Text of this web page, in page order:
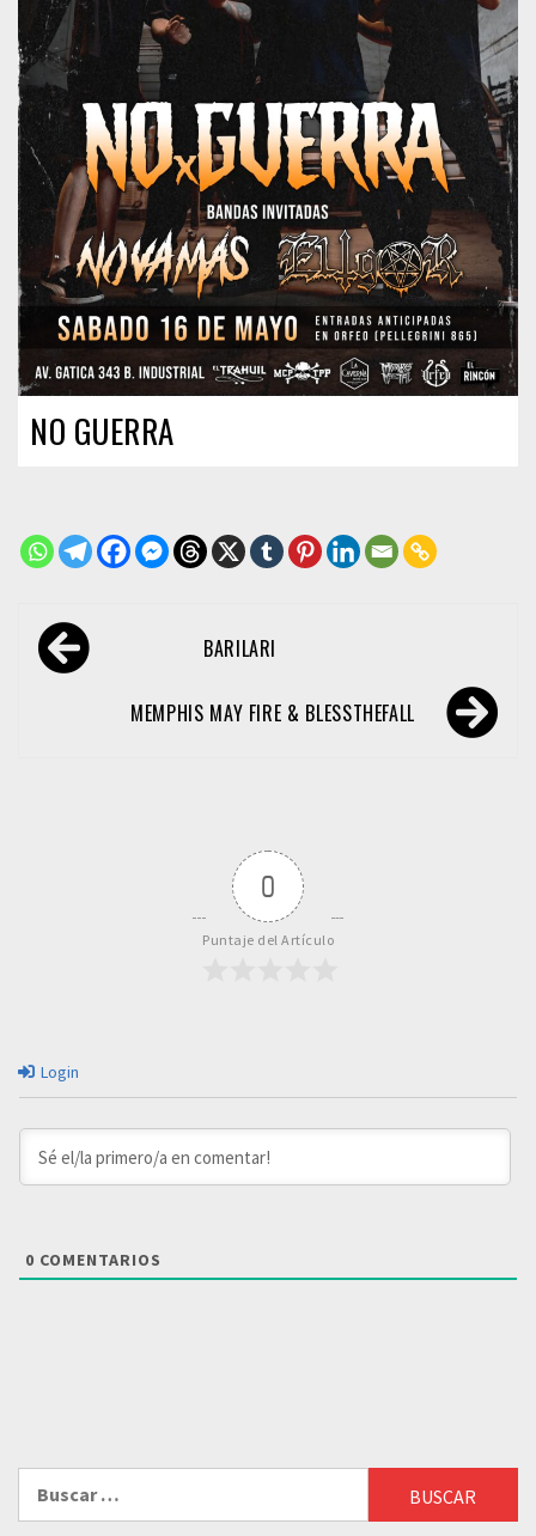
NO GUERRA
Navegación
de
entradas
BARILARI
MEMPHIS MAY FIRE & BLESSTHEFALL
0
Puntaje del Artículo
Login
0 COMENTARIOS